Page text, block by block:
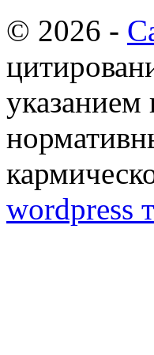
© 2026 -
wordpress